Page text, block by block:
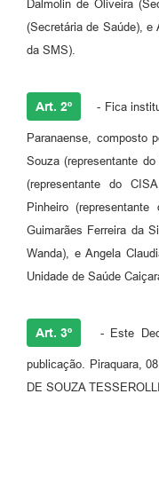
Dalmolin de Oliveira
(Secretária de Saúde), e
da SMS).
Art. 2º - Fica
Paranaense, composto
Souza (representante
(representante do
Pinheiro
Guimarães Ferreira da
Wanda), e Angela
Unidade de Saúde
Art. 3º - Este
publicação. Piraquara,
DE SOUZA